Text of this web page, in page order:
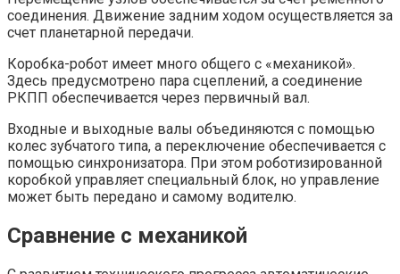
соединения. Движение задним ходом осуществляется за
счет планетарной передачи.
Коробка-робот имеет много общего с «механикой».
Здесь предусмотрено пара сцеплений, а соединение
РКПП обеспечивается через первичный вал.
Входные и выходные валы объединяются с помощью
колес зубчатого типа, а переключение обеспечивается с
помощью синхронизатора. При этом роботизированной
коробкой управляет специальный блок, но управление
может быть передано и самому водителю.
Сравнение с механикой